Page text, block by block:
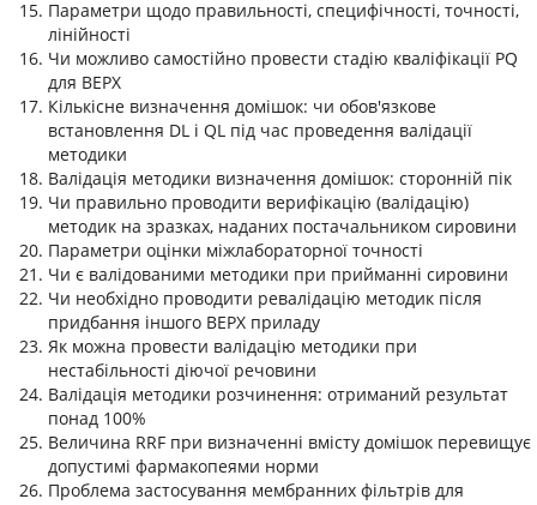
Параметри щодо правильності, специфічності, точності,
лінійності
Чи можливо самостійно провести стадію кваліфікації PQ
для ВЕРХ
Кількісне визначення домішок: чи обов'язкове
встановлення DL і QL під час проведення валідації
методики
Валідація методики визначення домішок: сторонній пік
Чи правильно проводити верифікацію (валідацію)
методик на зразках, наданих постачальником сировини
Параметри оцінки міжлабораторної точності
Чи є валідованими методики при прийманні сировини
Чи необхідно проводити ревалідацію методик після
придбання іншого ВЕРХ приладу
Як можна провести валідацію методики при
нестабільності діючої речовини
Валідація методики розчинення: отриманий результат
понад 100%
Величина RRF при визначенні вмісту домішок перевищує
допустимі фармакопеями норми
Проблема застосування мембранних фільтрів для